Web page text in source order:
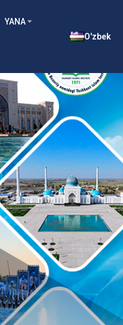
YANA
O'zbek